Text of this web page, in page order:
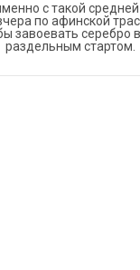
с такой
по афинской
завоевать серебро
раздельным стартом.